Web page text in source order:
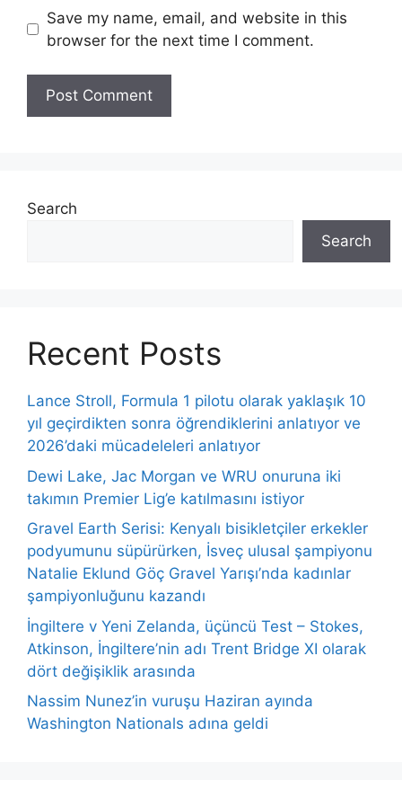
Save my name, email, and website in this
browser for the next time I comment.
Search
Search
Recent Posts
Lance Stroll, Formula 1 pilotu olarak yaklaşık 10
yıl geçirdikten sonra öğrendiklerini anlatıyor ve
2026’daki mücadeleleri anlatıyor
Dewi Lake, Jac Morgan ve WRU onuruna iki
takımın Premier Lig’e katılmasını istiyor
Gravel Earth Serisi: Kenyalı bisikletçiler erkekler
podyumunu süpürürken, İsveç ulusal şampiyonu
Natalie Eklund Göç Gravel Yarışı’nda kadınlar
şampiyonluğunu kazandı
İngiltere v Yeni Zelanda, üçüncü Test – Stokes,
Atkinson, İngiltere’nin adı Trent Bridge XI olarak
dört değişiklik arasında
Nassim Nunez’in vuruşu Haziran ayında
Washington Nationals adına geldi